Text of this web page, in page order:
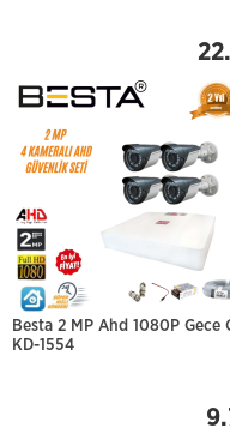
Besta 2 MP Ahd 1080P
KD-1554